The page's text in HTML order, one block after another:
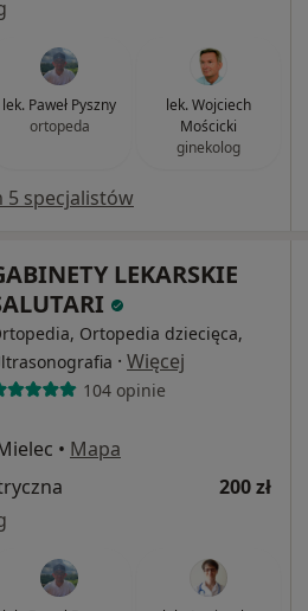
lek. Paweł Pyszny
ortopeda
lek. Wojciech
Mościcki
ginekolog
5 specjalistów
LEKARSKIE
Ortopedia dziecięca,
· Więcej
104 opinie
• Mapa
200 zł